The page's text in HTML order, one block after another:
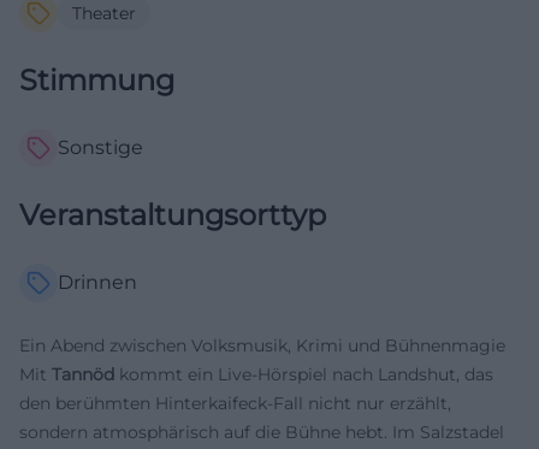
Theater
Stimmung
Sonstige
Veranstaltungsorttyp
Drinnen
Ein Abend zwischen Volksmusik, Krimi und Bühnenmagie
Mit Tannöd kommt ein Live-Hörspiel nach Landshut, das
den berühmten Hinterkaifeck-Fall nicht nur erzählt,
sondern atmosphärisch auf die Bühne hebt. Im Salzstadel